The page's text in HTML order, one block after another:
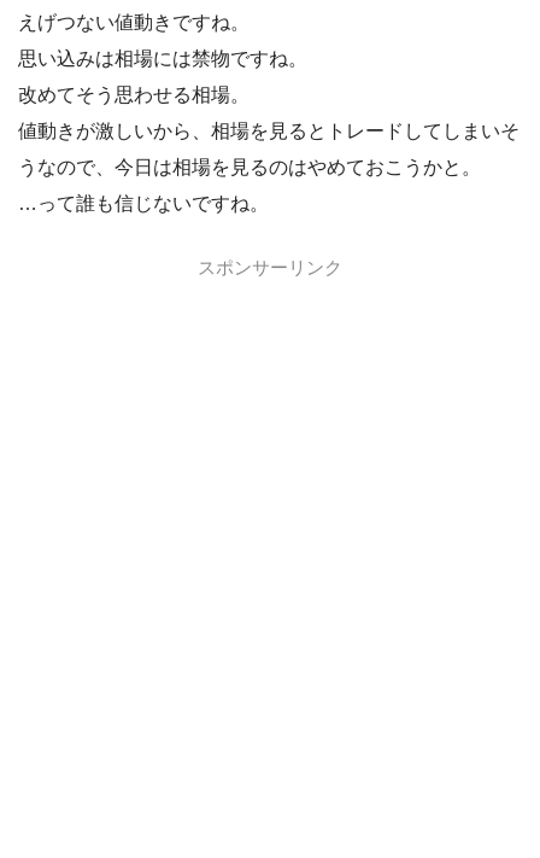
えげつない値動きですね。
思い込みは相場には禁物ですね。
改めてそう思わせる相場。
値動きが激しいから、相場を見るとトレードしてしまいそ
うなので、今日は相場を見るのはやめておこうかと。
…って誰も信じないですね。
スポンサーリンク